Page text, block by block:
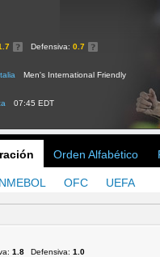
Defensiva: 0.7
Men's International Friendly
07:45 EDT
Orden Alfabético
OFC UEFA
1.8 Defensiva: 1.0